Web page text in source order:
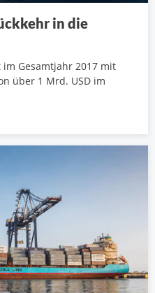
in die
Gesamtjahr 2017 mit
über 1 Mrd. USD im